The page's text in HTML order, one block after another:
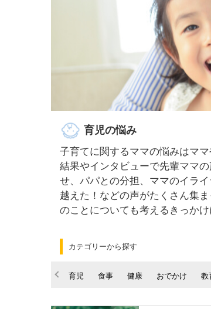
育児の悩み
子育てに関するママの悩みはマ
結果やインタビューで先輩ママ
せ、パパとの分担、ママのイラ
越えた！などの声がたくさん集
のことについても考えるきっかけ
カテゴリーから探す
育児 食事 健康 おでかけ 教